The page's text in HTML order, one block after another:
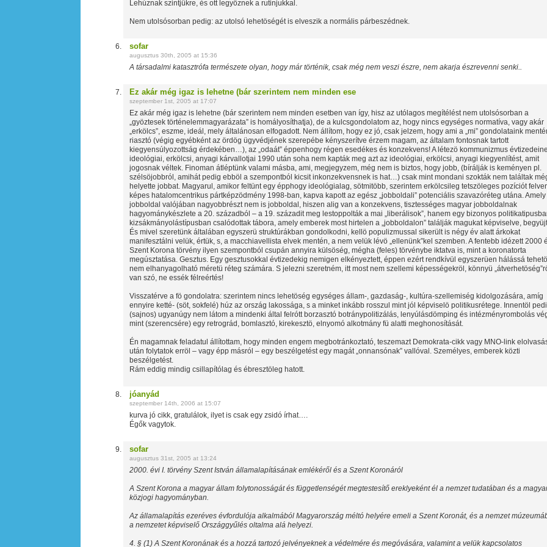
Lehúznak szintjükre, és ott legyöznek a rutinjukkal.
Nem utolsósorban pedig: az utolsó lehetöségét is elveszik a normális párbeszédnek.
sofar
augusztus 30th, 2005 at 15:36
A társadalmi katasztrófa természete olyan, hogy már történik, csak még nem veszi észre, nem akarja észrevenni senki..
Ez akár még igaz is lehetne (bár szerintem nem minden ese
szeptember 1st, 2005 at 17:07
Ez akár még igaz is lehetne (bár szerintem nem minden esetben van így, hisz az utólagos megítélést nem utolsósorban a
„gyöztesek történelemmagyarázata” is homályosíthatja), de a kulcsgondolatom az, hogy nincs egységes normatíva, vagy akár
„erkölcs”, eszme, ideál, mely általánosan elfogadott. Nem állítom, hogy ez jó, csak jelzem, hogy ami a „mi” gondolataink
riasztó (végig egyébként az ördög ügyvédjének szerepébe kényszerítve érzem magam, az általam fontosnak tartott
kiegyensúlyozottság érdekében…), az „odaát” éppenhogy régen esedékes és konzekvens! A létezö kommunizmus
ideológiai, erkölcsi, anyagi kárvallotjai 1990 után soha nem kapták meg azt az ideológiai, erkölcsi, anyagi kiegyenlítést, amit
jogosnak véltek. Finoman átléptünk valami másba, ami, megjegyzem, még nem is biztos, hogy jobb, (bírálják is keményen pl.
szélsöjobbról, amihát pedig ebböl a szempontból kicsit inkonzekvensnek is hat…) csak mint mondani szokták nem találtak
helyette jobbat. Magyarul, amikor feltünt egy épphogy ideológialag, sötmitöbb, szerintem erkölcsileg tetszöleges pozíciót
képes hatalomcentrikus pártképzödmény 1998-ban, kapva kapott az egész „jobboldali” potenciális szavazóréteg utána. Amely
jobboldal valójában nagyobbrészt nem is jobboldal, hiszen alig van a konzekvens, tisztességes magyar jobboldalnak
hagyománykészlete a 20. századból – a 19. századit meg lestoppolták a mai „liberálisok”, hanem egy bizonyos
kizsákmányolástípusban csalódottak tábora, amely emberek most hirtelen a „jobboldalon” találják magukat képviselve,
És mivel szeretünk általában egyszerü struktúrákban gondolkodni, kellö populizmussal sikerült is négy év alatt árkokat
manifesztálni velük, értük, s, a macchiavellista elvek mentén, a nem velük lévö „ellenünk”kel szemben. A fentebb idézett 2000
Szent Korona törvény ilyen szempontból csupán annyira külsöség, mégha (feles) törvénybe iktatva is, mint a koronatorta
megúsztatása. Gesztus. Egy gesztusokkal évtizedekig nemigen elkényeztett, éppen ezért rendkívül egyszerüen hálássá
nem elhanyagolható méretü réteg számára. S jelezni szeretném, itt most nem szellemi képességekröl, könnyü
van szó, ne essék félreértés!
Visszatérve a fö gondolatra: szerintem nincs lehetöség egységes állam-, gazdaság-, kultúra-szellemiség kidolgozására, amíg
ennyire ketté- (söt, sokfelé) húz az ország lakossága, s a minket inkább rosszul mint jól képviselö politikusrétege. Innentöl
(sajnos) ugyanúgy nem látom a mindenki által felrótt borzasztó botránypolitizálás, lenyúlásdömping és intézményrombolás
mint (szerencsére) egy retrográd, bomlasztó, kirekesztö, elnyomó alkotmány fü alatti meghonosítását.
Én magamnak feladatul állítottam, hogy minden engem megbotránkoztató, teszemazt Demokrata-cikk vagy MNO-link
után folytatok erröl – vagy épp másról – egy beszélgetést egy magát „onnansónak” vallóval. Személyes, emberek közti
beszélgetést.
Rám eddig mindig csillapítólag és ébresztöleg hatott.
jóanyád
szeptember 14th, 2006 at 15:07
kurva jó cikk, gratulálok, ilyet is csak egy zsidó írhat….
Égők vagytok.
sofar
augusztus 31st, 2005 at 13:24
2000. évi I. törvény Szent István államalapításának emlékéről és a Szent Koronáról
A Szent Korona a magyar állam folytonosságát és függetlenségét megtestesítő ereklyeként él a nemzet tudatában és a
közjogi hagyományban.
Az államalapítás ezeréves évfordulója alkalmából Magyarország méltó helyére emeli a Szent Koronát, és a nemzet
a nemzetet képviselő Országgyűlés oltalma alá helyezi.
4. § (1) A Szent Koronának és a hozzá tartozó jelvényeknek a védelmére és megóvására, valamint a velük kapcsolatos